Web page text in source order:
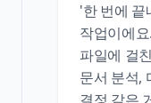
'한 번에 끝
작업이에
파일에 걸
문서 분석,